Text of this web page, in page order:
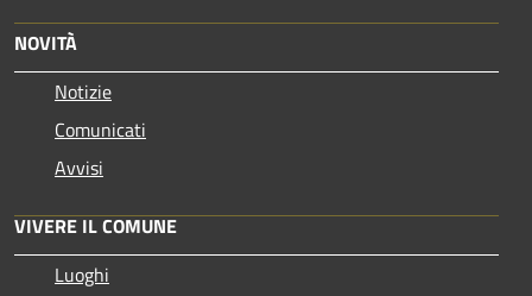
NOVITÀ
Notizie
Comunicati
Avvisi
VIVERE IL COMUNE
Luoghi